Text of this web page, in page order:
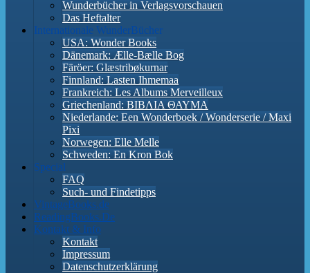
Wunderbücher in Verlagsvorschauen
Das Heftalter
Internationale WunderBücher
USA: Wonder Books
Dänemark: Ælle-Bælle Bog
Färöer: Glæstribøkurnar
Finnland: Lasten Ihmemaa
Frankreich: Les Albums Merveilleux
Griechenland: ΒΙΒΛΙΑ ΘΑΥΜΑ
Niederlande: Een Wonderboek / Wonderserie / Maxi
Pixi
Norwegen: Elle Melle
Schweden: En Kron Bok
Special
FAQ
Such- und Findetipps
VintageBooks.de
ReadingBooks.De
Kontakt & Info
Kontakt
Impressum
Datenschutzerklärung